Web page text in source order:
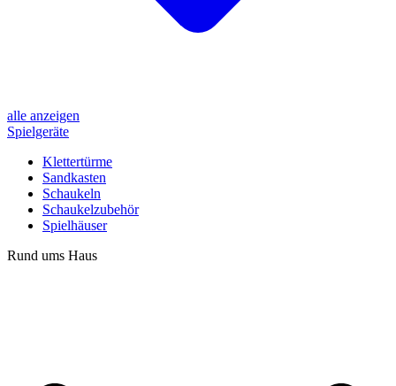
alle anzeigen
Spielgeräte
Klettertürme
Sandkasten
Schaukeln
Schaukelzubehör
Spielhäuser
Rund ums Haus